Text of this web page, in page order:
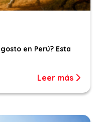
en Perú? Esta
Leer más